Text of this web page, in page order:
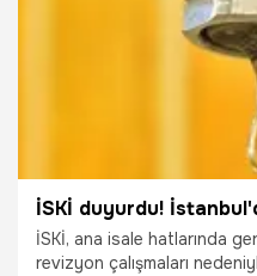
İSKİ, ana isale hatlarında
revizyon çalışmaları